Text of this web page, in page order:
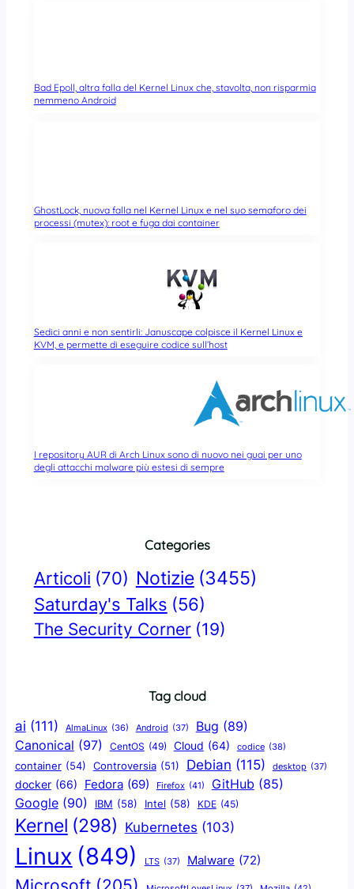
Bad Epoll, altra falla del Kernel Linux che, stavolta, non risparmia
nemmeno Android
GhostLock, nuova falla nel Kernel Linux e nel suo semaforo dei
processi (mutex): root e fuga dai container
Sedici anni e non sentirli: Januscape colpisce il Kernel Linux e
KVM, e permette di eseguire codice sull’host
I repository AUR di Arch Linux sono di nuovo nei guai per uno
degli attacchi malware più estesi di sempre
Categories
Articoli (70) Notizie (3455)
Saturday's Talks (56)
The Security Corner (19)
Tag cloud
ai (111) AlmaLinux (36) Android (37) Bug (89)
Canonical (97) CentOS (49) Cloud (64) codice (38)
container (54) Controversia (51) Debian (115) desktop (37)
docker (66) Fedora (69) Firefox (41) GitHub (85)
Google (90) IBM (58) Intel (58) KDE (45)
Kernel (298) Kubernetes (103)
Linux (849) LTS (37) Malware (72)